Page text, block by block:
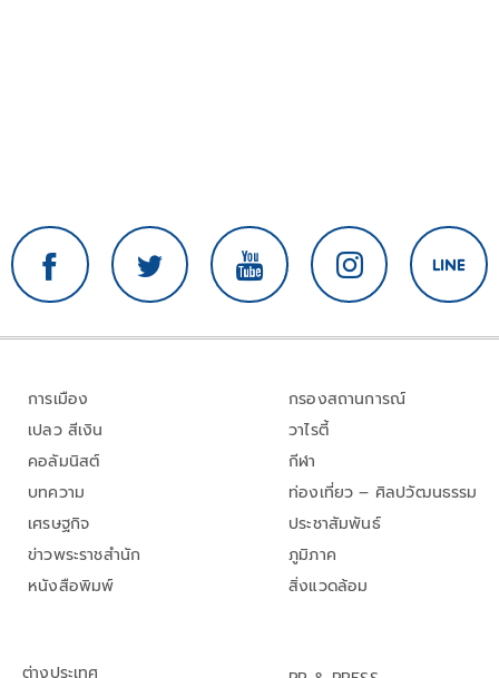
การเมือง
เปลว สีเงิน
คอลัมนิสต์
บทความ
เศรษฐกิจ
ข่าวพระราชสำนัก
หนังสือพิมพ์
กรองสถานการณ์
วาไรตี้
กีฬา
ท่องเที่ยว – ศิลปวัฒนธรรม
ประชาสัมพันธ์
ภูมิภาค
สิ่งแวดล้อม